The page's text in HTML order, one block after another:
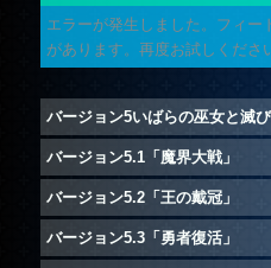
エラーが発生しました。フィ
があります。再度お試しくださ
バージョン5いばらの巫女と滅
バージョン5.1「魔界大戦」
バージョン5.2「王の戴冠」
バージョン5.3「勇者復活」